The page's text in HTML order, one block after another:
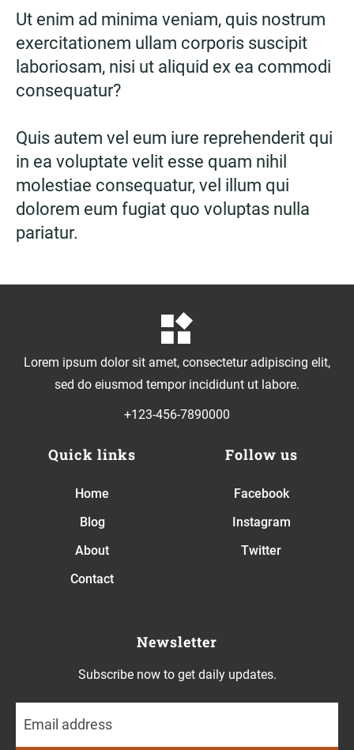
Ut enim ad minima veniam, quis nostrum
exercitationem ullam corporis suscipit
laboriosam, nisi ut aliquid ex ea commodi
consequatur?
Quis autem vel eum iure reprehenderit qui
in ea voluptate velit esse quam nihil
molestiae consequatur, vel illum qui
dolorem eum fugiat quo voluptas nulla
pariatur.
Lorem ipsum dolor sit amet, consectetur adipiscing elit,
sed do eiusmod tempor incididunt ut labore.
+123-456-7890000
Quick links
Home
Blog
About
Contact
Follow us
Facebook
Instagram
Twitter
Newsletter
Subscribe now to get daily updates.